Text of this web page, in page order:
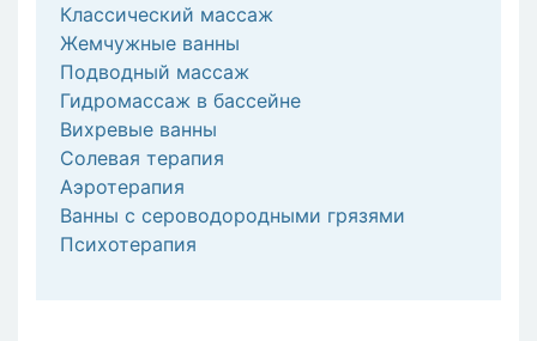
Классический массаж
Жемчужные ванны
Подводный массаж
Гидромассаж в бассейне
Вихревые ванны
Солевая терапия
Аэротерапия
Ванны с сероводородными грязями
Психотерапия